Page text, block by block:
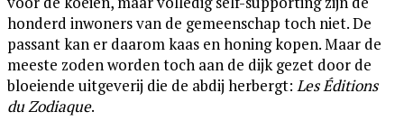
honderd inwoners van de gemeenschap toch niet. De
passant kan er daarom kaas en honing kopen. Maar de
meeste zoden worden toch aan de dijk gezet door de
bloeiende uitgeverij die de abdij herbergt: Les Éditions
du Zodiaque.